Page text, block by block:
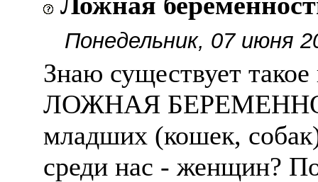
Понедельник, 07 июня
Знаю существует
ЛОЖНАЯ
младших (кошек,
среди нас - женщин?